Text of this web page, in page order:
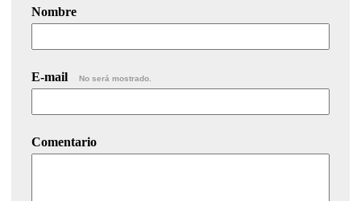
Nombre
E-mail No será mostrado.
Comentario